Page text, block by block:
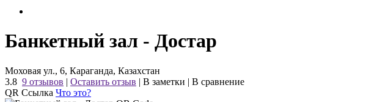
Банкетный зал - Достар
Моховая ул., 6, Караганда, Казахстан
3.8 9 отзывов | Оставить отзыв | В заметки | В сравнение
QR Ссылка Что это?